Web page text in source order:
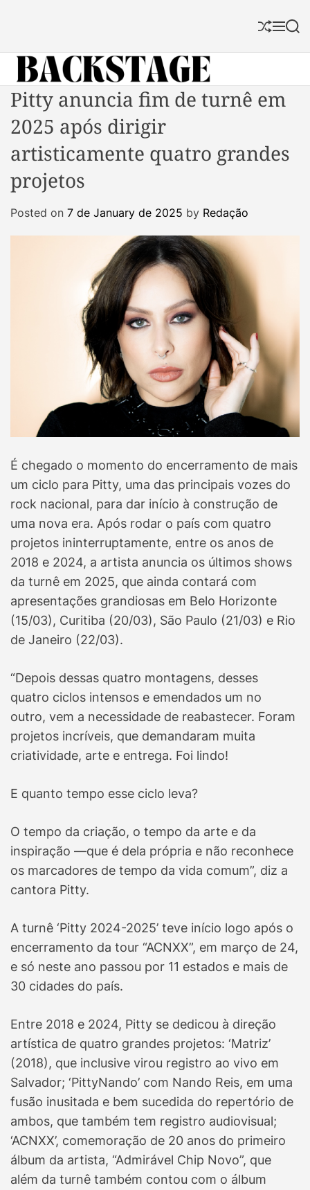
S
f
l
M S
c
B
a
c
s
t
a
g
Pitty anuncia fim de turnê em
2025 após dirigir
artisticamente quatro grandes
projetos
Posted on 7 de January de 2025 by Redação
É chegado o momento do encerramento de mais
um ciclo para Pitty, uma das principais vozes do
rock nacional, para dar início à construção de
uma nova era. Após rodar o país com quatro
projetos ininterruptamente, entre os anos de
2018 e 2024, a artista anuncia os últimos shows
da turnê em 2025, que ainda contará com
apresentações grandiosas em Belo Horizonte
(15/03), Curitiba (20/03), São Paulo (21/03) e Rio
de Janeiro (22/03).
“Depois dessas quatro montagens, desses
quatro ciclos intensos e emendados um no
outro, vem a necessidade de reabastecer. Foram
projetos incríveis, que demandaram muita
criatividade, arte e entrega. Foi lindo!
E quanto tempo esse ciclo leva?
O tempo da criação, o tempo da arte e da
inspiração —que é dela própria e não reconhece
os marcadores de tempo da vida comum”, diz a
cantora Pitty.
A turnê ‘Pitty 2024-2025’ teve início logo após o
encerramento da tour “ACNXX”, em março de 24,
e só neste ano passou por 11 estados e mais de
30 cidades do país.
Entre 2018 e 2024, Pitty se dedicou à direção
artística de quatro grandes projetos: ‘Matriz’
(2018), que inclusive virou registro ao vivo em
Salvador; ‘PittyNando’ com Nando Reis, em uma
fusão inusitada e bem sucedida do repertório de
ambos, que também tem registro audiovisual;
‘ACNXX’, comemoração de 20 anos do primeiro
álbum da artista, “Admirável Chip Novo”, que
além da turnê também contou com o álbum